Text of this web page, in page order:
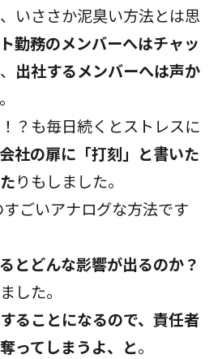
いささか泥臭い方法とは思
勤務のメンバーへはチャッ
出社するメンバーへは声か
？も毎日続くとストレスに
会社の扉に「打刻」と書いた
りもしました。
ごいアナログな方法です
とどんな影響が出るのか？
した。
ることになるので、責任者
ってしまうよ、と。